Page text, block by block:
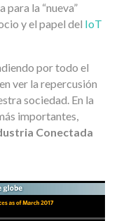
para la “nueva”
y el papel del IoT
por todo el
ver la repercusión
sociedad. En la
importantes,
Conectada